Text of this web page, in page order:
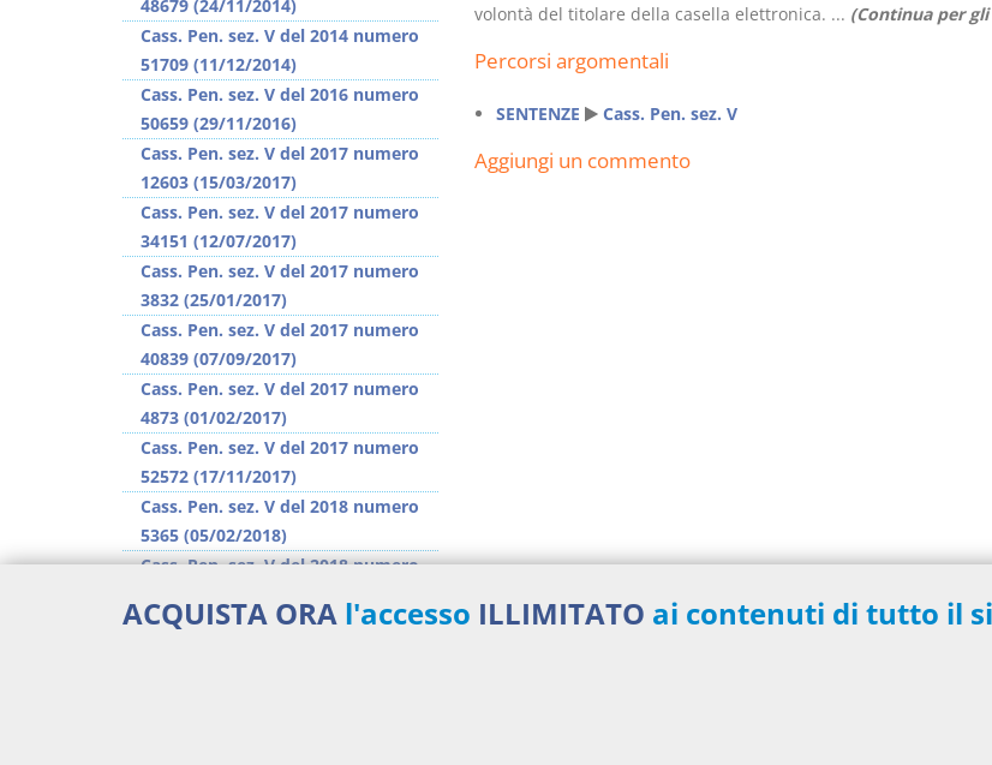
volontà del titolare della casella elettronica. ... (Continua per
Percorsi argomentali
SENTENZE Cass. Pen. sez. V
Aggiungi un commento
48679 (24/11/2014)
Cass. Pen. sez. V del 2014 numero
51709 (11/12/2014)
Cass. Pen. sez. V del 2016 numero
50659 (29/11/2016)
Cass. Pen. sez. V del 2017 numero
12603 (15/03/2017)
Cass. Pen. sez. V del 2017 numero
34151 (12/07/2017)
Cass. Pen. sez. V del 2017 numero
3832 (25/01/2017)
Cass. Pen. sez. V del 2017 numero
40839 (07/09/2017)
Cass. Pen. sez. V del 2017 numero
4873 (01/02/2017)
Cass. Pen. sez. V del 2017 numero
52572 (17/11/2017)
Cass. Pen. sez. V del 2018 numero
5365 (05/02/2018)
Cass. Pen. sez. V del 2018 numero
Cass. Pen. sez. V del 2019 numero
ACQUISTA ORA l'accesso ILLIMITATO ai contenuti di tutto il